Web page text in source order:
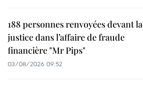
188 personnes renvoyées devant la
justice dans l’affaire de fraude
financière "Mr Pips"
03/08/2026 09:52